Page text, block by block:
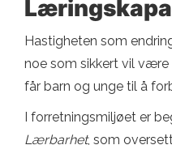
Hastigheten som
noe som sikkert vil
får barn og unge til å
I forretningsmiljøet er
Lærbarhet, som